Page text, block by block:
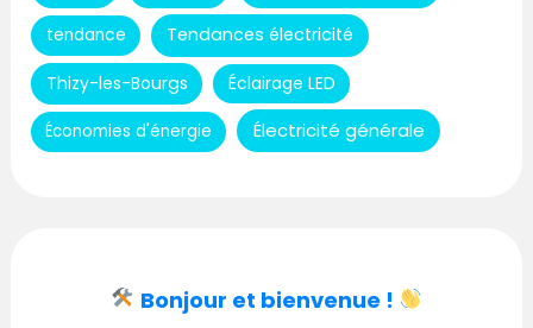
tendance Tendances électricité
Thizy-les-Bourgs Éclairage LED
Économies d'énergie Électricité générale
Bonjour et bienvenue !